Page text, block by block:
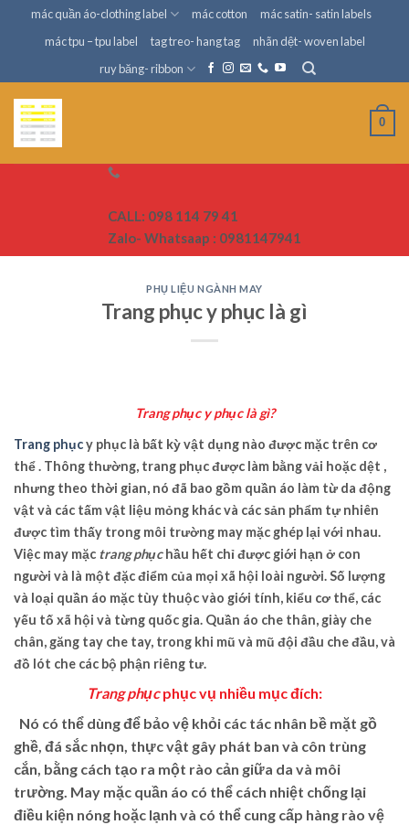
mác quần áo-clothing label mác cotton
mác satin- satin labels
mác tpu – tpu label
tag treo- hang tag
nhãn dệt- woven label
ruy băng- ribbon
0
CALL: 098 114 79 41
Zalo- Whatsaap : 0981147941
PHỤ LIỆU NGÀNH MAY
Trang phục y phục là gì
Trang phục y phục là gì?
Trang phụcy phục là bất kỳ vật dụng nào được mặc trên cơ
thể . Thông thường, trang phục được làm bằng vải hoặc dệt ,
nhưng theo thời gian, nó đã bao gồm quần áo làm từ da động
vật và các tấm vật liệu mỏng khác và các sản phẩm tự nhiên
được tìm thấy trong môi trường may mặc ghép lại với nhau.
Việc may mặc trang phụchầu hết chỉ được giới hạn ở con
người và là một đặc điểm của mọi xã hội loài người. Số lượng
và loại quần áo mặc tùy thuộc vào giới tính, kiểu cơ thể, các
yếu tố xã hội và từng quốc gia. Quần áo che thân, giày che
chân, găng tay che tay, trong khi mũ và mũ đội đầu che đầu, và
đồ lót che các bộ phận riêng tư.
Trang phụcphục vụ nhiều mục đích:
Nó có thể dùng để bảo vệ khỏi các tác nhân bề mặt gồ
ghề, đá sắc nhọn, thực vật gây phát ban và côn trùng
cắn, bằng cách tạo ra một rào cản giữa da và môi
trường. May mặc quần áo có thể cách nhiệt chống lại
điều kiện nóng hoặc lạnh và có thể cung cấp hàng rào vệ